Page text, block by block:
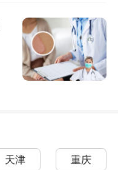
天津 重庆